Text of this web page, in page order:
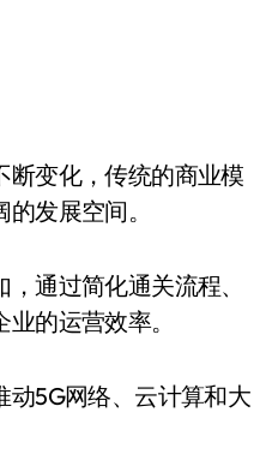
发展空间。
通过简化通关流程、
的运营效率。
5G网络、云计算和大